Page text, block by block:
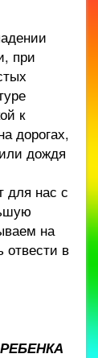
при
к
дорогах,
дождя
для нас с
на
отвести в